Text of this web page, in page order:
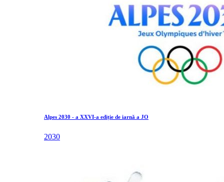
Alpes 2030 - a XXVI-a ediție de iarnă a JO
2030